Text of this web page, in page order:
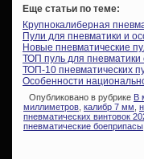
Еще статьи по теме:
Крупнокалиберная
Пули для пневматики и
Новые пневматические
ТОП пуль для пневматики
ТОП-10 пневматических
Особенности
Опубликовано в рубрике В
миллиметров калибр 7 мм
пневматических винтовок
пневматические боеприпасы